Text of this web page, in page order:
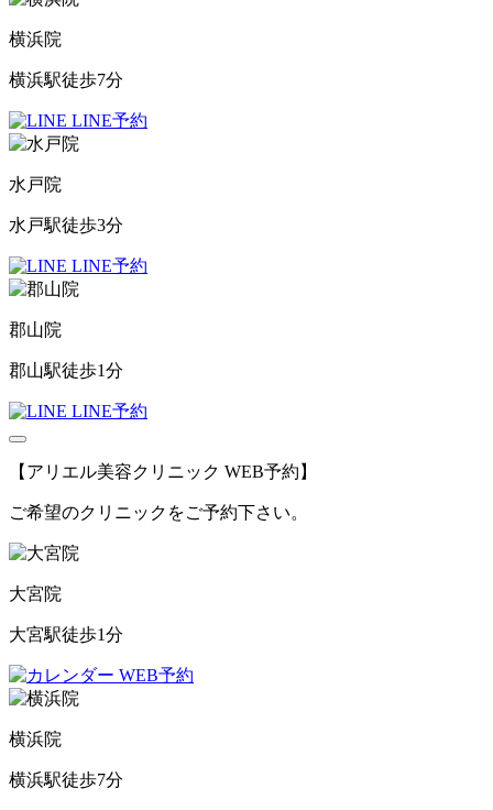
横浜院
横浜駅徒歩7分
LINE予約
水戸院
水戸駅徒歩3分
LINE予約
郡山院
郡山駅徒歩1分
LINE予約
【アリエル美容クリニック WEB予約】
ご希望のクリニックをご予約下さい。
大宮院
大宮駅徒歩1分
WEB予約
横浜院
横浜駅徒歩7分